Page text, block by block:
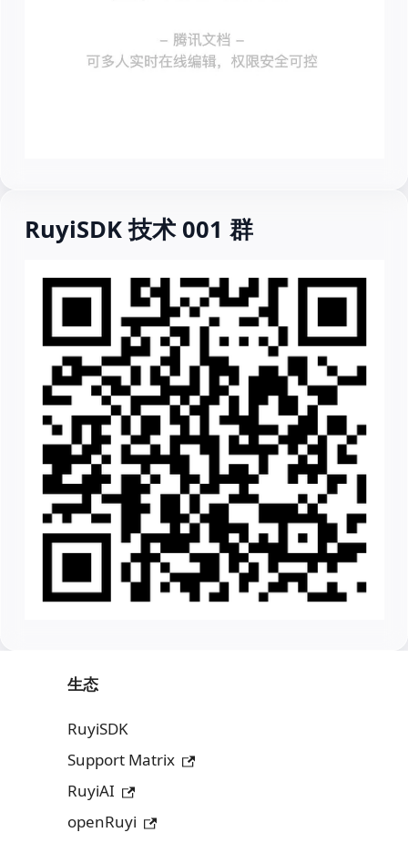
RuyiSDK 技术 001 群
生态
RuyiSDK
Support Matrix
RuyiAI
openRuyi